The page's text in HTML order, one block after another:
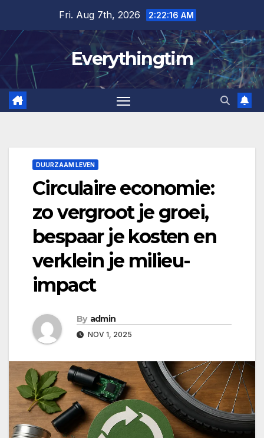
content
Fri. Aug 7th, 2026 2:22:17 AM
Everythingtim
DUURZAAM LEVEN
Circulaire economie:
zo vergroot je groei,
bespaar je kosten en
verklein je milieu-
impact
By admin
NOV 1, 2025